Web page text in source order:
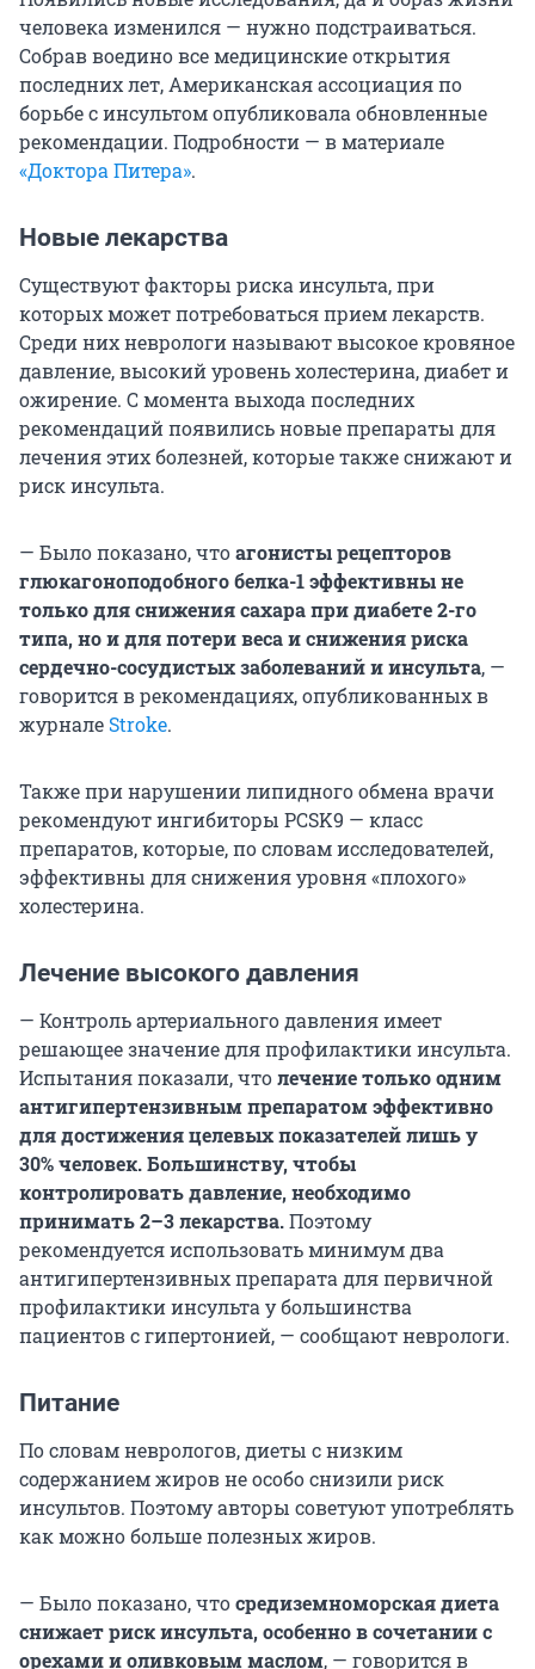
человека изменился — нужно подстраиваться.
Собрав воедино все медицинские открытия
последних лет, Американская ассоциация по
борьбе с инсультом опубликовала обновленные
рекомендации. Подробности — в материале
«Доктора Питера».
Новые лекарства
Существуют факторы риска инсульта, при
которых может потребоваться прием лекарств.
Среди них неврологи называют высокое кровяное
давление, высокий уровень холестерина, диабет и
ожирение. С момента выхода последних
рекомендаций появились новые препараты для
лечения этих болезней, которые также снижают и
риск инсульта.
— Было показано, чтоагонисты рецепторов
глюкагоноподобного белка-1 эффективны не
только для снижения сахара при диабете 2-го
типа, но и для потери веса и снижения риска
сердечно-сосудистых заболеваний и инсульта, —
говорится в рекомендациях, опубликованных в
журнале Stroke.
Также при нарушении липидного обмена врачи
рекомендуют ингибиторы PCSK9 — класс
препаратов, которые, по словам исследователей,
эффективны для снижения уровня «плохого»
холестерина.
Лечение высокого давления
— Контроль артериального давления имеет
решающее значение для профилактики инсульта.
Испытания показали, чтолечение только одним
антигипертензивным препаратом эффективно
для достижения целевых показателей лишь у
30% человек.Большинству, чтобы
контролировать давление, необходимо
принимать 2–3 лекарства.Поэтому
рекомендуется использовать минимум два
антигипертензивных препарата для первичной
профилактики инсульта у большинства
пациентов с гипертонией, — сообщают неврологи.
Питание
По словам неврологов, диеты с низким
содержанием жиров не особо снизили риск
инсультов. Поэтому авторы советуют употреблять
как можно больше полезных жиров.
— Было показано, чтосредиземноморская диета
снижает риск инсульта, особенно в сочетании с
орехами и оливковым маслом, — говорится в